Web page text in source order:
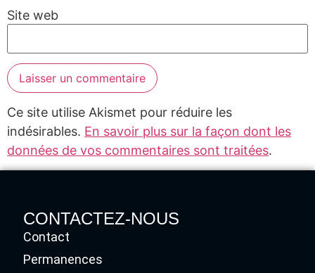
Site web
Ce site utilise Akismet pour réduire les
indésirables. En savoir plus sur la façon dont les
données de vos commentaires sont traitées.
CONTACTEZ-NOUS
Contact
Permanences